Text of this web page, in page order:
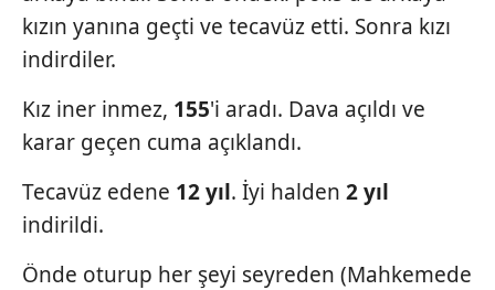
kızın yanına geçti ve tecavüz etti. Sonra kızı
indirdiler.
Kız iner inmez, 155'i aradı. Dava açıldı ve
karar geçen cuma açıklandı.
Tecavüz edene 12 yıl. İyi halden 2 yıl
indirildi.
Önde oturup her şeyi seyreden (Mahkemede